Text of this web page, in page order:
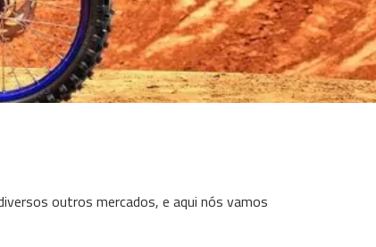
outros mercados, e aqui nós vamos